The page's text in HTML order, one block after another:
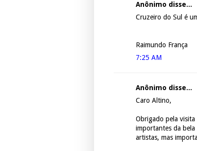
Anônimo disse...
Cruzeiro do Sul é
Raimundo França
7:25 AM
Anônimo disse...
Caro Altino,
Obrigado pela
importantes da
artistas, mas